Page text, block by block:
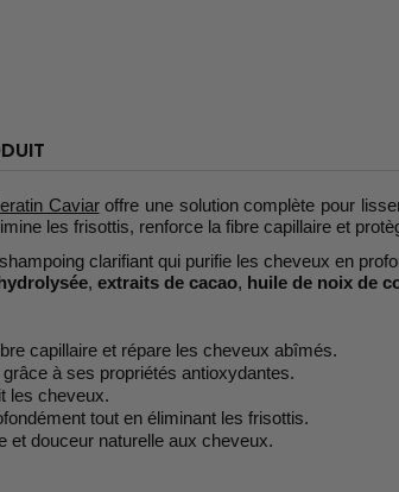
Caviaroffre une solution complète pour
les frisottis, renforce la fibre capillaire et
clarifiant qui purifie les cheveux en
, extraits de cacao, huile de noix de
capillaire et répare les cheveux abîmés.
à ses propriétés antioxydantes.
les cheveux.
tout en éliminant les frisottis.
et douceur naturelle aux cheveux.